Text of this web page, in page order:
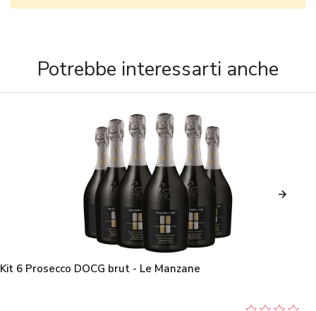
Potrebbe interessarti anche
Kit 6 Prosecco DOCG brut - Le Manzane